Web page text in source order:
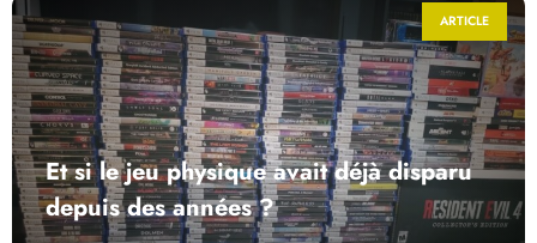
ARTICLE
Et si le jeu physique avait déjà disparu
depuis des années ?